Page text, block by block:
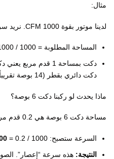
مثال:
لدينا موتور بقوة 1000 CFM. نريد سرعة هادئة (1000 FPM).
المساحة المطلوبة = 1000 / 1000 =
دكت دائري بقطر (14 بوصة تقريباً).
ماذا يحدث لو ركبنا دكت 6 بوصة؟
مساحة دكت 6 بوصة هي 0.2 قدم مربع فقط.
السرعة ستصبح: 1000 / 0.2 =
النتيجة: هذه سرعة “إعصار”.